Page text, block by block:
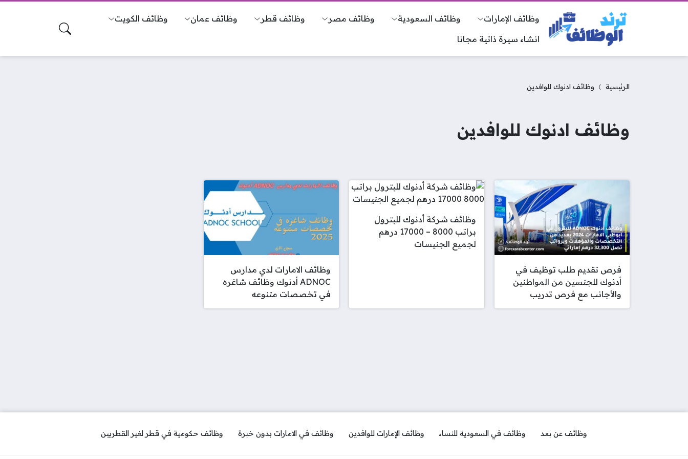
وظائف الإمارات وظائف السعودية وظائف مصر وظائف قطر وظائف عمان
وظائف الكويت
انشاء سيرة ذاتية مجانا
الرئيسية وظائف ادنوك للوافدين
وظائف ادنوك للوافدين
فرص تقديم طلب توظيف في
أدنوك للجنسين من المواطنين
والأجانب مع فرص تدريب
وظائف شركة أدنوك للبترول
براتب 8000 – 17000 درهم
لجميع الجنيسات
وظائف الامارات لدي مدارس
ADNOC أدنوك وظائف شاغره
في تخصصات متنوعه
وظائف عن بعد وظائف في السعودية للنساء وظائف الإمارات للوافدين وظائف في الامارات بدون خبرة وظائف حكومية في قطر لغير القطريين